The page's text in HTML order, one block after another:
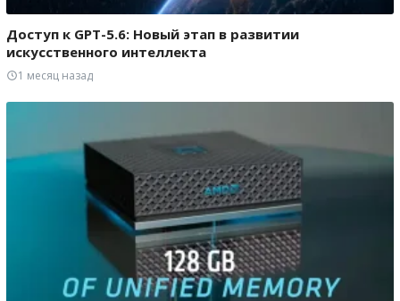
Доступ к GPT-5.6: Новый этап в развитии
искусственного интеллекта
1 месяц назад